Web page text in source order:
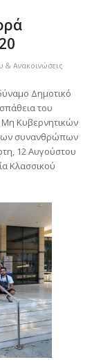
& Ανακοινώσεις
Δημοτικό
του
Μη Κυβερνητικών
συνανθρώπων
12 Αυγούστου
Κλασσικού